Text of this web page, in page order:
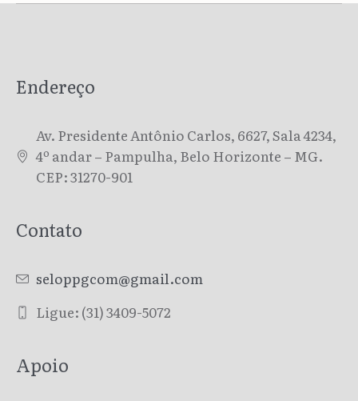
Endereço
Av. Presidente Antônio Carlos, 6627, Sala 4234,
4º andar – Pampulha, Belo Horizonte – MG.
CEP: 31270-901
Contato
seloppgcom@gmail.com
Ligue: (31) 3409-5072
Apoio